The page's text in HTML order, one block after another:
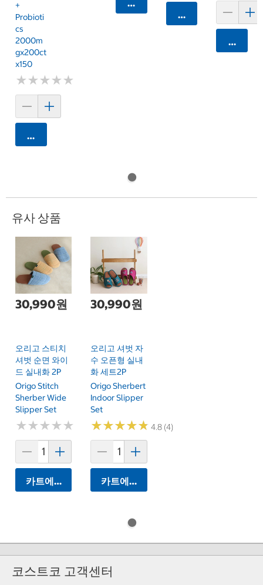
+
Probioti
Cs
2000m
Gx200ct
X150
★★★★★
★★★★★
카트에 담기
카트에 담기
카트에 담기
카트에
유사 상품
30,990원
오리고 스티치
셔벗 순면 와이
드 실내화 2P
Origo Stitch
Sherber Wide
Slipper Set
★★★★★
★★★★★
카트에 담기
30,990원
오리고 셔벗 자
수 오픈형 실내
화 세트2P
Origo Sherbert
Indoor Slipper
Set
★★★★★
★★★★★ 4.8 (4)
카트에 담기
코스트코 고객센터